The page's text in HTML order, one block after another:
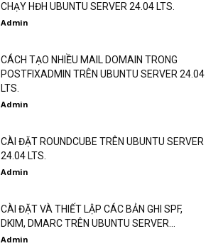
CHẠY HĐH UBUNTU SERVER 24.04 LTS.
Admin
CÁCH TẠO NHIỀU MAIL DOMAIN TRONG
POSTFIXADMIN TRÊN UBUNTU SERVER 24.04
LTS.
Admin
CÀI ĐẶT ROUNDCUBE TRÊN UBUNTU SERVER
24.04 LTS.
Admin
CÀI ĐẶT VÀ THIẾT LẬP CÁC BẢN GHI SPF,
DKIM, DMARC TRÊN UBUNTU SERVER...
Admin